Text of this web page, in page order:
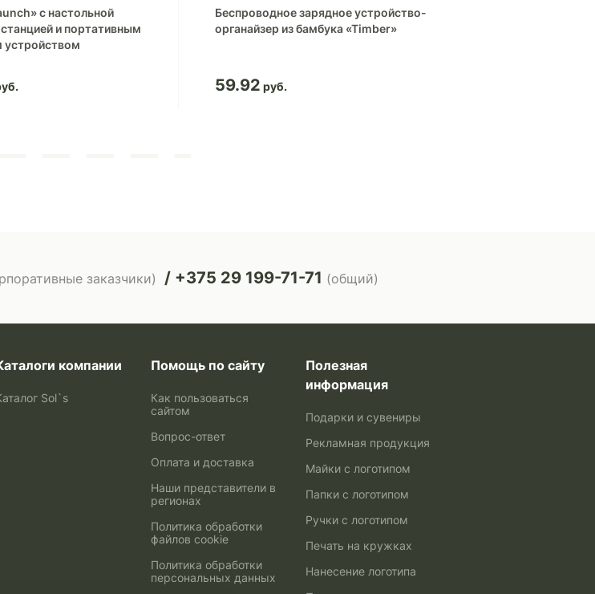
с настольной
и портативным
устройством
Беспроводное зарядное устройство-
органайзер из бамбука «Timber»
59.92
заказчики) +375 29 199-71-71 (общий)
компании
Sol`s
Помощь по сайту
Как пользоваться
сайтом
Вопрос-ответ
Оплата и доставка
Наши представители в
регионах
Политика обработки
файлов cookie
Политика обработки
персональных данных
Полезная
информация
Подарки и сувениры
Рекламная продукция
Майки с логотипом
Папки с логотипом
Ручки с логотипом
Печать на кружках
Нанесение логотипа